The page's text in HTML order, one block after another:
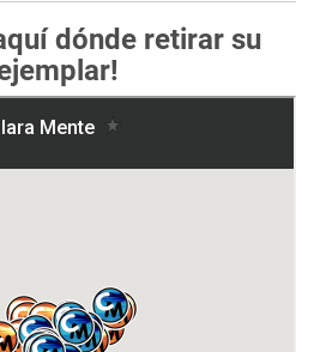
dónde retirar su